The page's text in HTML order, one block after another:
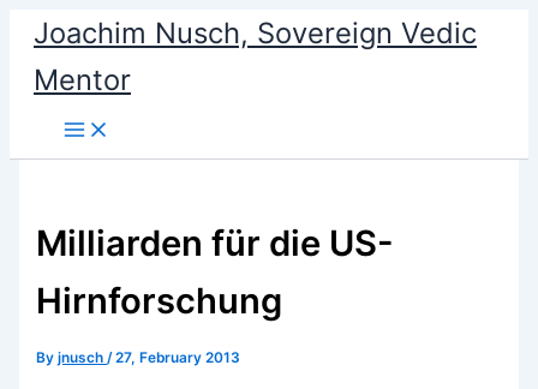
content
Joachim Nusch, Sovereign Vedic
Mentor
Milliarden für die US-
Hirnforschung
Byjnusch/27, February 2013